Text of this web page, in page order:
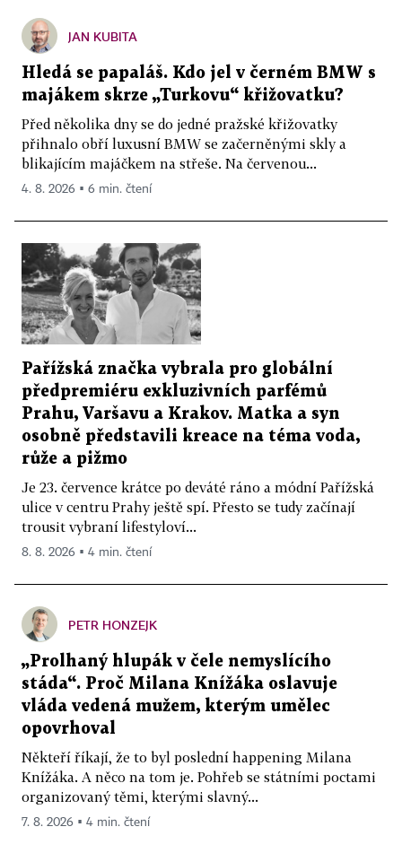
JAN KUBITA
Hledá se papaláš. Kdo jel v černém BMW s
majákem skrze „Turkovu“ křižovatku?
Před několika dny se do jedné pražské křižovatky
přihnalo obří luxusní BMW se začerněnými skly a
blikajícím majáčkem na střeše. Na červenou...
4. 8. 2026 ▪ 6 min. čtení
Pařížská značka vybrala pro globální
předpremiéru exkluzivních parfémů
Prahu, Varšavu a Krakov. Matka a syn
osobně představili kreace na téma voda,
růže a pižmo
Je 23. července krátce po deváté ráno a módní Pařížská
ulice v centru Prahy ještě spí. Přesto se tudy začínají
trousit vybraní lifestyloví...
8. 8. 2026 ▪ 4 min. čtení
PETR HONZEJK
„Prolhaný hlupák v čele nemyslícího
stáda“. Proč Milana Knížáka oslavuje
vláda vedená mužem, kterým umělec
opovrhoval
Někteří říkají, že to byl poslední happening Milana
Knížáka. A něco na tom je. Pohřeb se státními poctami
organizovaný těmi, kterými slavný...
7. 8. 2026 ▪ 4 min. čtení